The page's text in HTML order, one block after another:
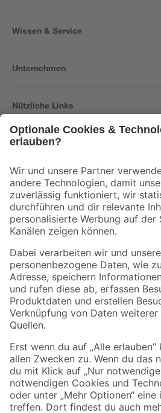
Wissen & Service
Unternehmen
Nützliche Links
Der toom Newsletter: Keine Angebote und
Zur Newsletter Anmeldung
Folge uns
Zahlungsarten
Sicher einkaufen
Jetzt die toom-App herunterladen